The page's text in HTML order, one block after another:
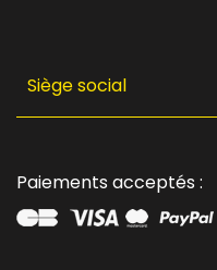
Siège social
Paiements acceptés :